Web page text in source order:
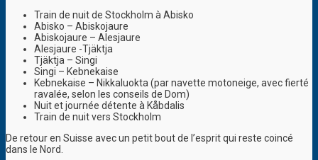
Train de nuit de Stockholm à Abisko
Abisko – Abiskojaure
Abiskojaure – Alesjaure
Alesjaure -Tjäktja
Tjäktja – Singi
Singi – Kebnekaise
Kebnekaise – Nikkaluokta (par navette motoneige, avec fierté
ravalée, selon les conseils de Dom)
Nuit et journée détente à Kåbdalis
Train de nuit vers Stockholm
De retour en Suisse avec un petit bout de l’esprit qui reste coincé
dans le Nord.